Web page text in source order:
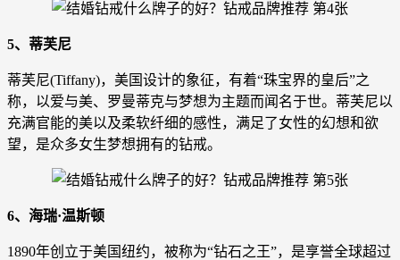
5、蒂芙尼
蒂芙尼(Tiffany)，美国设计的象征，有着“珠宝界的皇后”之
称，以爱与美、罗曼蒂克与梦想为主题而闻名于世。蒂芙尼以
充满官能的美以及柔软纤细的感性，满足了女性的幻想和欲
望，是众多女生梦想拥有的钻戒。
6、海瑞·温斯顿
1890年创立于美国纽约，被称为“钻石之王”，是享誉全球超过